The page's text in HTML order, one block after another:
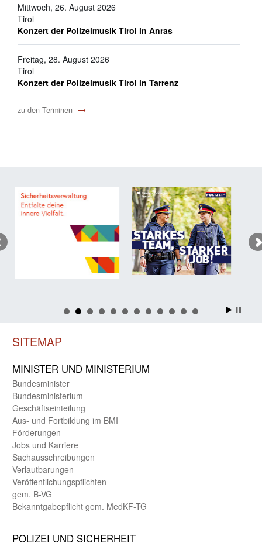
Mittwoch, 26. August 2026
Tirol
Konzert der Polizeimusik Tirol in Anras
Freitag, 28. August 2026
Tirol
Konzert der Polizeimusik Tirol in Tarrenz
zu den Terminen
SITEMAP
MINISTER UND MINIST­ERIUM
Bundes­minister
Bundes­ministerium
Geschäfts­einteilung
Aus- und Fortbildung im BMI
Förderungen
Jobs und Karriere
Sachaus­schreibungen
Verlautbarungen
Veröffentlichungspflichten
gem. B-VG
Bekanntgabepflicht gem. MedKF-TG
POLIZEI UND SICHER­HEIT